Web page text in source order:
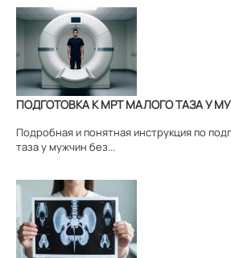
ПОДГОТОВКА К МРТ МАЛОГО ТАЗА У
Подробная и понятная инструкция по
таза у мужчин без...